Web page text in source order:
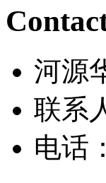
河源
联系
电话